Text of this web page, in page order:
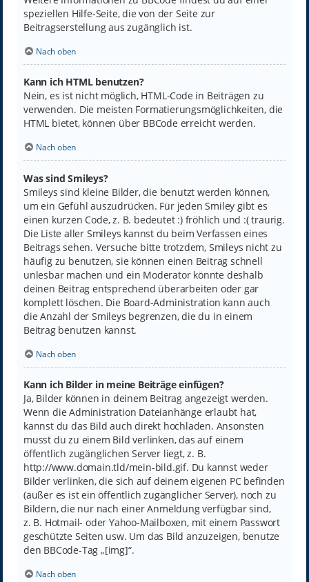
speziellen Hilfe-Seite, die von der Seite zur
Beitragserstellung aus zugänglich ist.
Nach oben
Kann ich HTML benutzen?
Nein, es ist nicht möglich, HTML-Code in Beiträgen zu
verwenden. Die meisten Formatierungsmöglichkeiten, die
HTML bietet, können über BBCode erreicht werden.
Nach oben
Was sind Smileys?
Smileys sind kleine Bilder, die benutzt werden können,
um ein Gefühl auszudrücken. Für jeden Smiley gibt es
einen kurzen Code, z. B. bedeutet :) fröhlich und :( traurig.
Die Liste aller Smileys kannst du beim Verfassen eines
Beitrags sehen. Versuche bitte trotzdem, Smileys nicht zu
häufig zu benutzen, sie können einen Beitrag schnell
unlesbar machen und ein Moderator könnte deshalb
deinen Beitrag entsprechend überarbeiten oder gar
komplett löschen. Die Board-Administration kann auch
die Anzahl der Smileys begrenzen, die du in einem
Beitrag benutzen kannst.
Nach oben
Kann ich Bilder in meine Beiträge einfügen?
Ja, Bilder können in deinem Beitrag angezeigt werden.
Wenn die Administration Dateianhänge erlaubt hat,
kannst du das Bild auch direkt hochladen. Ansonsten
musst du zu einem Bild verlinken, das auf einem
öffentlich zugänglichen Server liegt, z. B.
http://www.domain.tld/mein-bild.gif. Du kannst weder
Bilder verlinken, die sich auf deinem eigenen PC befinden
(außer es ist ein öffentlich zugänglicher Server), noch zu
Bildern, die nur nach einer Anmeldung verfügbar sind,
z. B. Hotmail- oder Yahoo-Mailboxen, mit einem Passwort
geschützte Seiten usw. Um das Bild anzuzeigen, benutze
den BBCode-Tag „[img]“.
Nach oben